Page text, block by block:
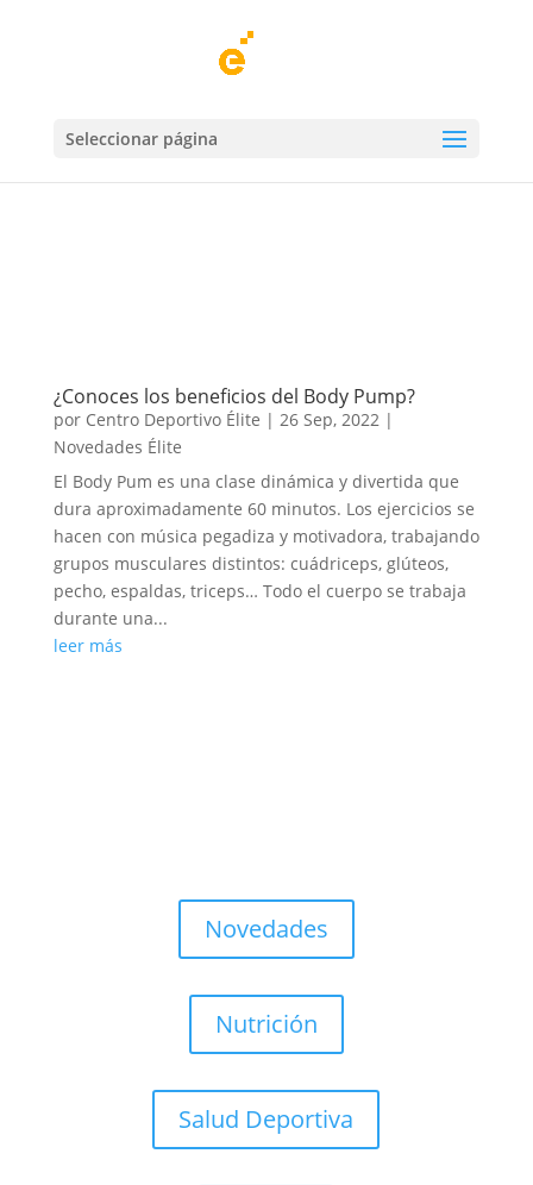
Seleccionar página
¿Conoces los beneficios del Body Pump?
por Centro Deportivo Élite | 26 Sep, 2022|
Novedades Élite
El Body Pum es una clase dinámica y divertida que
dura aproximadamente 60 minutos. Los ejercicios se
hacen con música pegadiza y motivadora, trabajando
grupos musculares distintos: cuádriceps, glúteos,
pecho, espaldas, triceps… Todo el cuerpo se trabaja
durante una...
leer más
Novedades
Nutrición
Salud Deportiva